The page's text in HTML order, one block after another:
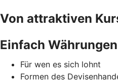
Von attraktiven
Einfach
Für wen es sich lohnt
Formen des